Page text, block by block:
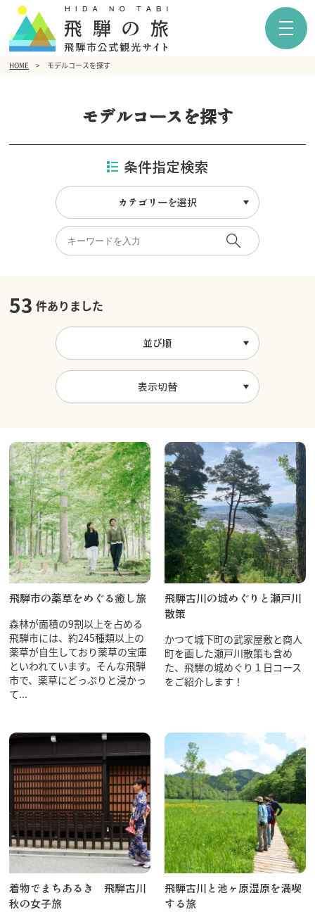
HOME モデルコースを探す
モデルコースを探す
条件指定検索
カテゴリーを選択
53 件ありました
並び順
表示切替
飛騨市の薬草をめぐる癒し旅
森林が面積の9割以上を占める
飛騨市には、約245種類以上の
薬草が自生しており薬草の宝庫
といわれています。そんな飛騨
市で、薬草にどっぷりと浸かっ
て...
飛騨古川の城めぐりと瀬戸川
散策
かつて城下町の武家屋敷と商人
町を画した瀬戸川散策も含め
た、飛騨の城めぐり１日コース
をご紹介します！
着物でまちあるき 飛騨古川
秋の女子旅
飛騨古川と池ヶ原湿原を満喫
する旅